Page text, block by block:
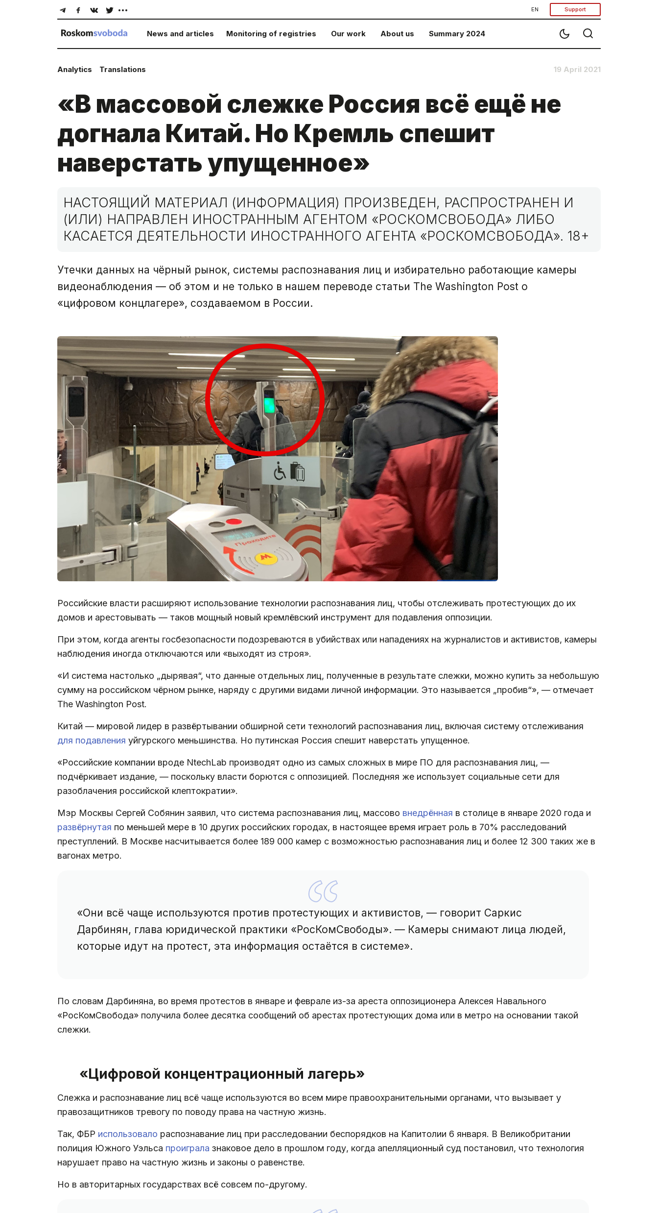
EN Support
News and articles Monitoring of registries Our work About us Summary 2024
Analytics Translations 19 April 2021
«В массовой слежке Россия всё ещё не
догнала Китай. Но Кремль спешит
наверстать упущенное»
НАСТОЯЩИЙ МАТЕРИАЛ (ИНФОРМАЦИЯ) ПРОИЗВЕДЕН, РАСПРОСТРАНЕН И
(ИЛИ) НАПРАВЛЕН ИНОСТРАННЫМ АГЕНТОМ «РОСКОМСВОБОДА» ЛИБО
КАСАЕТСЯ ДЕЯТЕЛЬНОСТИ ИНОСТРАННОГО АГЕНТА «РОСКОМСВОБОДА». 18+
Утечки данных на чёрный рынок, системы распознавания лиц и избирательно работающие камеры
видеонаблюдения — об этом и не только в нашем переводе статьи The Washington Post о
«цифровом концлагере», создаваемом в России.
Российские власти расширяют использование технологии распознавания лиц, чтобы отслеживать протестующих до их
домов и арестовывать — таков мощный новый кремлёвский инструмент для подавления оппозиции.
При этом, когда агенты госбезопасности подозреваются в убийствах или нападениях на журналистов и активистов, камеры
наблюдения иногда отключаются или «выходят из строя».
«И система настолько „дырявая“, что данные отдельных лиц, полученные в результате слежки, можно купить за небольшую
сумму на российском чёрном рынке, наряду с другими видами личной информации. Это называется „пробив“», — отмечает
The Washington Post.
Китай — мировой лидер в развёртывании обширной сети технологий распознавания лиц, включая систему отслеживания
для подавления уйгурского меньшинства. Но путинская Россия спешит наверстать упущенное.
«Российские компании вроде NtechLab производят одно из самых сложных в мире ПО для распознавания лиц, —
подчёркивает издание, — поскольку власти борются с оппозицией. Последняя же использует социальные сети для
разоблачения российской клептократии».
Мэр Москвы Сергей Собянин заявил, что система распознавания лиц, массово внедрённая в столице в январе 2020 года и
развёрнутая по меньшей мере в 10 других российских городах, в настоящее время играет роль в 70% расследований
преступлений. В Москве насчитывается более 189 000 камер с возможностью распознавания лиц и более 12 300 таких же в
вагонах метро.
«Они всё чаще используются против протестующих и активистов, — говорит Саркис
Дарбинян, глава юридической практики «РосКомСвободы». — Камеры снимают лица людей,
которые идут на протест, эта информация остаётся в системе».
По словам Дарбиняна, во время протестов в январе и феврале из-за ареста оппозиционера Алексея Навального
«РосКомСвобода» получила более десятка сообщений об арестах протестующих дома или в метро на основании такой
слежки.
«Цифровой концентрационный лагерь»
Слежка и распознавание лиц всё чаще используются во всем мире правоохранительными органами, что вызывает у
правозащитников тревогу по поводу права на частную жизнь.
Так, ФБР использовало распознавание лиц при расследовании беспорядков на Капитолии 6 января. В Великобритании
полиция Южного Уэльса проиграла знаковое дело в прошлом году, когда апелляционный суд постановил, что технология
нарушает право на частную жизнь и законы о равенстве.
Но в авторитарных государствах всё совсем по-другому.